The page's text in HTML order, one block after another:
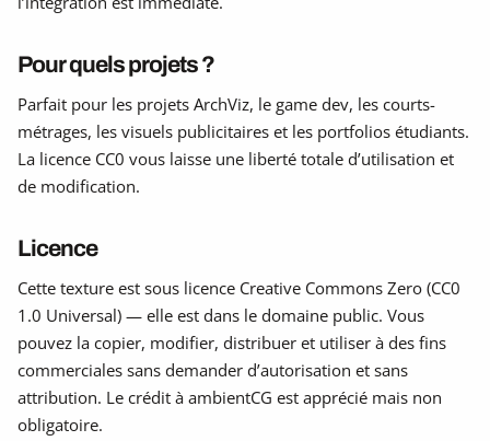
Pour quels projets ?
Parfait pour les projets ArchViz, le game dev, les courts-
métrages, les visuels publicitaires et les portfolios étudiants.
La licence CC0 vous laisse une liberté totale d’utilisation et
de modification.
Licence
Cette texture est sous licence Creative Commons Zero (CC0
1.0 Universal) — elle est dans le domaine public. Vous
pouvez la copier, modifier, distribuer et utiliser à des fins
commerciales sans demander d’autorisation et sans
attribution. Le crédit à ambientCG est apprécié mais non
obligatoire.